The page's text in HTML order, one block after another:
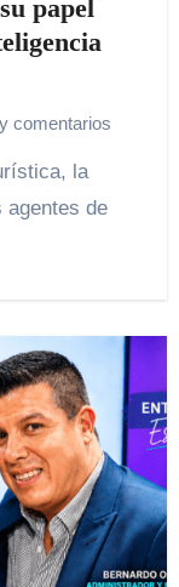
papel
comentarios
agentes de